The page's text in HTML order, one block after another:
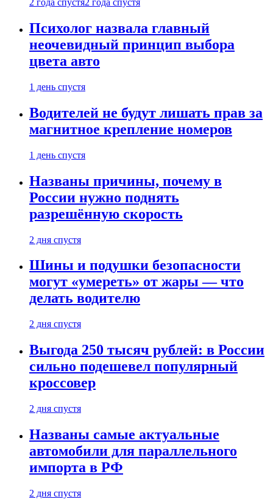
2 года спустя2 года спустя
Психолог назвала главный
неочевидный принцип выбора
цвета авто
1 день спустя
Водителей не будут лишать прав за
магнитное крепление номеров
1 день спустя
Названы причины, почему в
России нужно поднять
разрешённую скорость
2 дня спустя
Шины и подушки безопасности
могут «умереть» от жары — что
делать водителю
2 дня спустя
Выгода 250 тысяч рублей: в России
сильно подешевел популярный
кроссовер
2 дня спустя
Названы самые актуальные
автомобили для параллельного
импорта в РФ
2 дня спустя